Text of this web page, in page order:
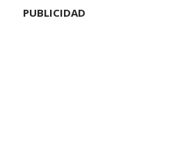
PUBLICIDAD